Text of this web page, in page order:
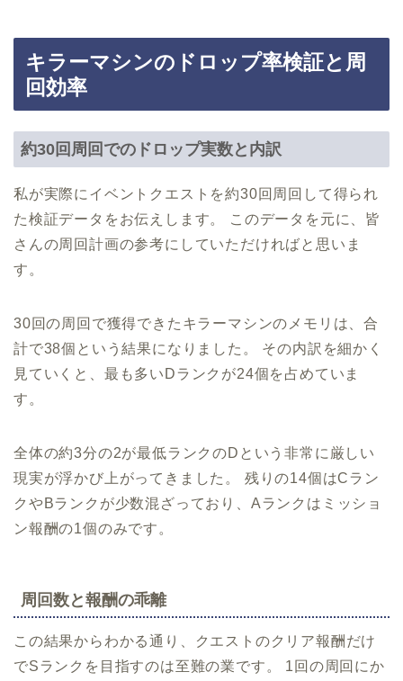
キラーマシンのドロップ率検証と周
回効率
約30回周回でのドロップ実数と内訳
私が実際にイベントクエストを約30回周回して得られ
た検証データをお伝えします。 このデータを元に、皆
さんの周回計画の参考にしていただければと思いま
す。
30回の周回で獲得できたキラーマシンのメモリは、合
計で38個という結果になりました。 その内訳を細かく
見ていくと、最も多いDランクが24個を占めていま
す。
全体の約3分の2が最低ランクのDという非常に厳しい
現実が浮かび上がってきました。 残りの14個はCラン
クやBランクが少数混ざっており、Aランクはミッショ
ン報酬の1個のみです。
周回数と報酬の乖離
この結果からわかる通り、クエストのクリア報酬だけ
でSランクを目指すのは至難の業です。 1回の周回にか